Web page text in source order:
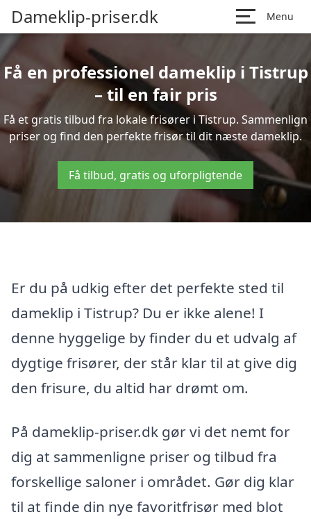
Dameklip-priser.dk Menu
Få en professionel dameklip i Tistrup
– til en fair pris
Få et gratis tilbud fra lokale frisører i Tistrup. Sammenlign
priser og find den perfekte frisør til dit næste dameklip.
Få tilbud, gratis og uforpligtende
Er du på udkig efter det perfekte sted til
dameklip i Tistrup? Du er ikke alene! I
denne hyggelige by finder du et udvalg af
dygtige frisører, der står klar til at give dig
den frisure, du altid har drømt om.
På dameklip-priser.dk gør vi det nemt for
dig at sammenligne priser og tilbud fra
forskellige saloner i området. Gør dig klar
til at finde din nye favoritfrisør med blot